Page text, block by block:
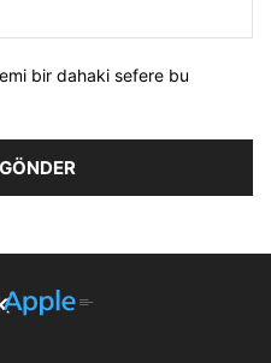
bir dahaki sefere bu